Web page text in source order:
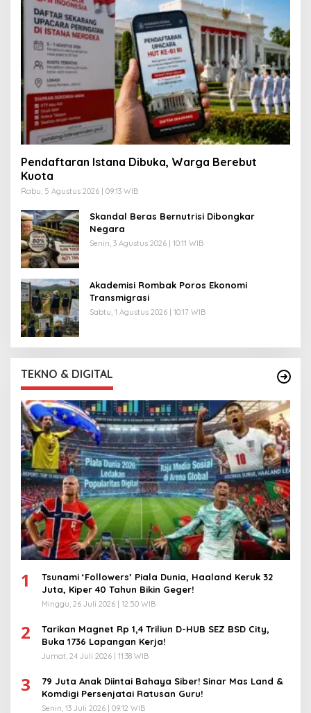
Pendaftaran Istana Dibuka, Warga Berebut
Kuota
Rabu, 5 Agustus 2026 | 09:13 WIB
Skandal Beras Bernutrisi Dibongkar
Negara
Senin, 3 Agustus 2026 | 10:11 WIB
Akademisi Rombak Poros Ekonomi
Transmigrasi
Sabtu, 1 Agustus 2026 | 10:17 WIB
TEKNO & DIGITAL
1
Tsunami ‘Followers’ Piala Dunia, Haaland Keruk 32
Juta, Kiper 40 Tahun Bikin Geger!
Minggu, 26 Juli 2026 | 12:50 WIB
2
Tarikan Magnet Rp 1,4 Triliun D-HUB SEZ BSD City,
Buka 1736 Lapangan Kerja!
Jumat, 24 Juli 2026 | 11:38 WIB
3
79 Juta Anak Diintai Bahaya Siber! Sinar Mas Land &
Komdigi Persenjatai Ratusan Guru!
Senin, 13 Juli 2026 | 09:12 WIB